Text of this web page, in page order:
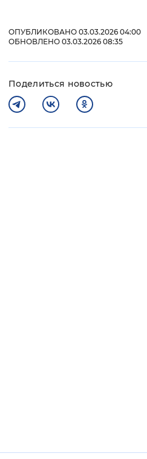
ОПУБЛИКОВАНО 03.03.2026 04:00
ОБНОВЛЕНО 03.03.2026 08:35
Поделиться новостью